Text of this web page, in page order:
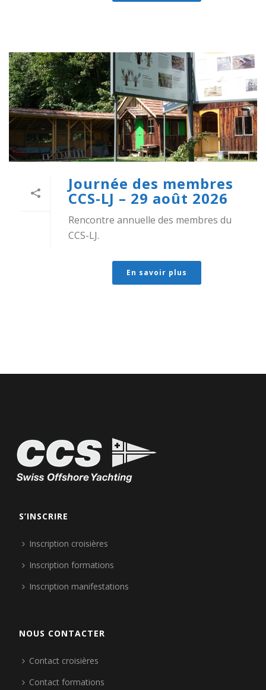
Journée des membres
CCS-LJ – 29 août 2026
Rencontre annuelle des membres du
CCS-LJ.
En savoir plus
S’INSCRIRE
Inscription croisières
Inscription formations
Inscription manifestations
NOUS CONTACTER
Contact croisières
Contact formations